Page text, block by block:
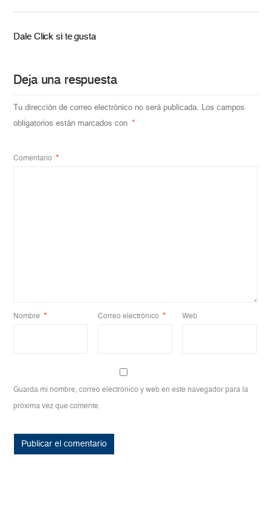
Dale Click si te gusta
Deja una respuesta
Tu dirección de correo electrónico no será publicada. Los campos
obligatorios están marcados con
*
Comentario *
Nombre * Correo electrónico * Web
Guarda mi nombre, correo electrónico y web en este navegador para la
próxima vez que comente.